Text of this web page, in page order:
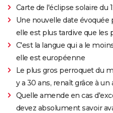
Carte de l'éclipse solaire du
Une nouvelle date évoquée
elle est plus tardive que les
C'est la langue qui a le
elle est européenne
Le plus gros perroquet du
y a 30 ans, renaît grâce à un
Quelle amende en cas
devez absolument savoir